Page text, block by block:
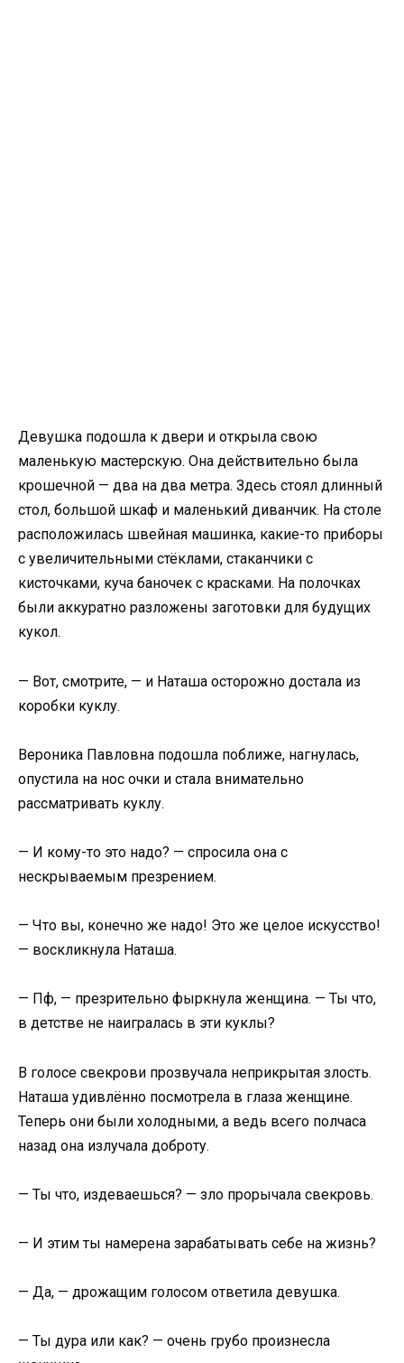
Девушка подошла к двери и открыла свою
маленькую мастерскую. Она действительно была
крошечной — два на два метра. Здесь стоял длинный
стол, большой шкаф и маленький диванчик. На столе
расположилась швейная машинка, какие-то приборы
с увеличительными стёклами, стаканчики с
кисточками, куча баночек с красками. На полочках
были аккуратно разложены заготовки для будущих
кукол.
— Вот, смотрите, — и Наташа осторожно достала из
коробки куклу.
Вероника Павловна подошла поближе, нагнулась,
опустила на нос очки и стала внимательно
рассматривать куклу.
— И кому-то это надо? — спросила она с
нескрываемым презрением.
— Что вы, конечно же надо! Это же целое искусство!
— воскликнула Наташа.
— Пф, — презрительно фыркнула женщина. — Ты что,
в детстве не наигралась в эти куклы?
В голосе свекрови прозвучала неприкрытая злость.
Наташа удивлённо посмотрела в глаза женщине.
Теперь они были холодными, а ведь всего полчаса
назад она излучала доброту.
— Ты что, издеваешься? — зло прорычала свекровь.
— И этим ты намерена зарабатывать себе на жизнь?
— Да, — дрожащим голосом ответила девушка.
— Ты дура или как? — очень грубо произнесла